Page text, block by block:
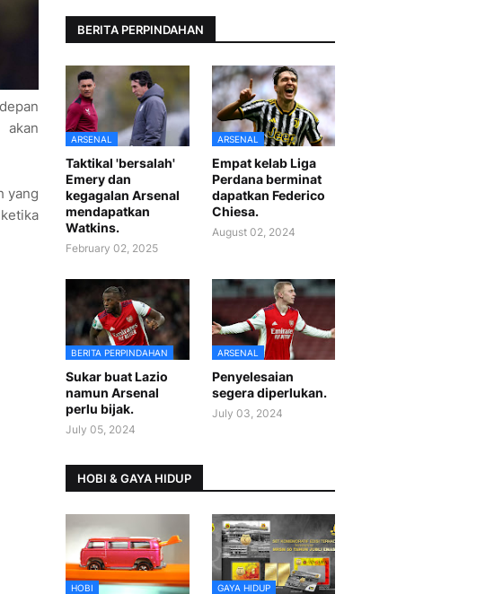
akan
yang
BERITA PERPINDAHAN
ARSENAL
Taktikal 'bersalah'
Emery dan
kegagalan Arsenal
mendapatkan
Watkins.
February 02, 2025
ARSENAL
Empat kelab Liga
Perdana berminat
dapatkan Federico
Chiesa.
August 02, 2024
BERITA PERPINDAHAN
Sukar buat Lazio
namun Arsenal
perlu bijak.
July 05, 2024
ARSENAL
Penyelesaian
segera diperlukan.
July 03, 2024
HOBI & GAYA HIDUP
HOBI GAYA HIDUP